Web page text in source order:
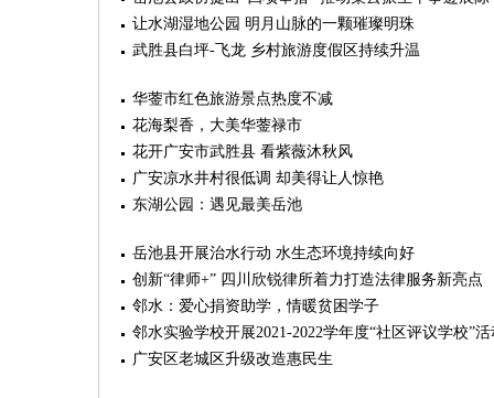
让水湖湿地公园 明月山脉的一颗璀璨明珠
武胜县白坪-飞龙 乡村旅游度假区持续升温
华蓥市红色旅游景点热度不减
花海梨香，大美华蓥禄市
花开广安市武胜县 看紫薇沐秋风
广安凉水井村很低调 却美得让人惊艳
东湖公园：遇见最美岳池
岳池县开展治水行动 水生态环境持续向好
创新“律师+” 四川欣锐律所着力打造法律服务新亮点
邻水：爱心捐资助学，情暖贫困学子
邻水实验学校开展2021-2022学年度“社区评议学校”活
广安区老城区升级改造惠民生